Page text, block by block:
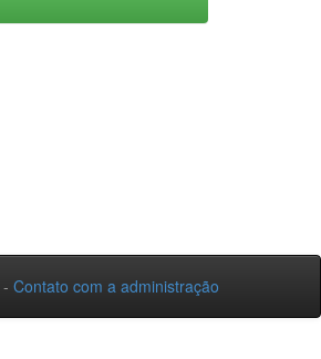
- Contato com a administração